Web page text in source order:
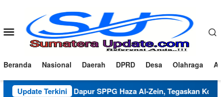
Menu
Mobile
Beranda Nasional Daerah DPRD Desa Olahraga
Update Terkini
Dapur SPPG Haza Al-Zein, Tegaskan Komitmen Jaga